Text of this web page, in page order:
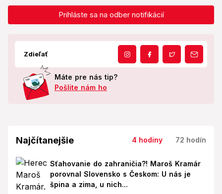
Prihláste sa na odber notifikácií
Zdieľať
Máte pre nás tip?
Pošlite nám ho
Najčítanejšie 4 hodiny 72 hodín
Sťahovanie do zahraničia?! Maroš Kramár
porovnal Slovensko s Českom: U nás je
špina a zima, u nich...